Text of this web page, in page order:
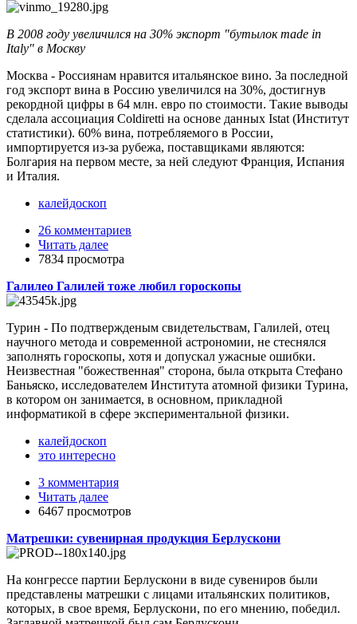
В 2008 году увеличился на 30% экспорт "бутылок made in
Italy" в Москву
Москва - Россиянам нравится итальянское вино. За последной
год экспорт вина в Россию увеличился на 30%, достигнув
рекордной цифры в 64 млн. евро по стоимости. Такие выводы
сделала ассоциация Coldiretti на основе данных Istat (Институт
статистики). 60% вина, потребляемого в России,
импортируется из-за рубежа, поставщиками являются:
Болгария на первом месте, за ней следуют Франция, Испания
и Италия.
калейдоскоп
26 комментариев
Читать далее
7834 просмотра
Галилео Галилей тоже любил гороскопы
Турин - По подтвержденым свидетельствам, Галилей, отец
научного метода и современной астрономии, не стеснялся
заполнять гороскопы, хотя и допускал ужасные ошибки.
Неизвестная "божественная" сторона, была открыта Стефано
Баньяско, исследователем Института атомной физики Турина,
в котором он занимается, в основном, прикладной
информатикой в сфере экспериментальной физики.
калейдоскоп
это интересно
3 комментария
Читать далее
6467 просмотров
Матрешки: cувенирная продукция Берлускони
На конгрессе партии Берлускони в виде сувениров были
представлены матрешки с лицами итальянских политиков,
которых, в свое время, Берлускони, по его мнению, победил.